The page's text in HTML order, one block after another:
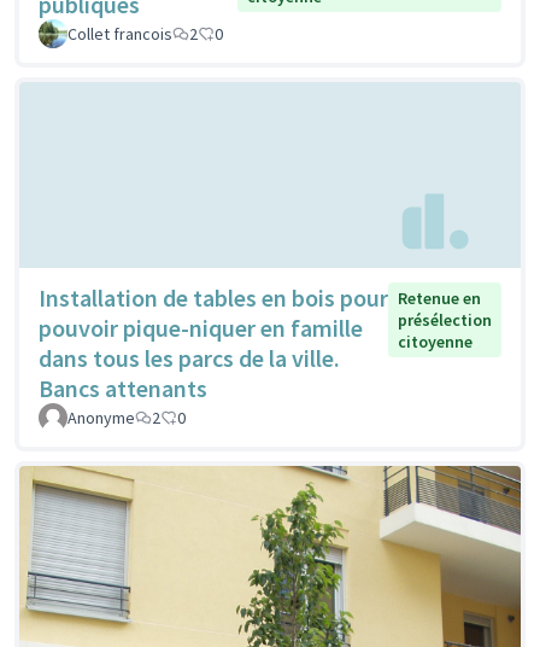
Collet francois
2 0
Installation de tables en bois pour
pouvoir pique-niquer en famille
dans tous les parcs de la ville.
Bancs attenants
Retenue en
présélection
citoyenne
Anonyme 2 0